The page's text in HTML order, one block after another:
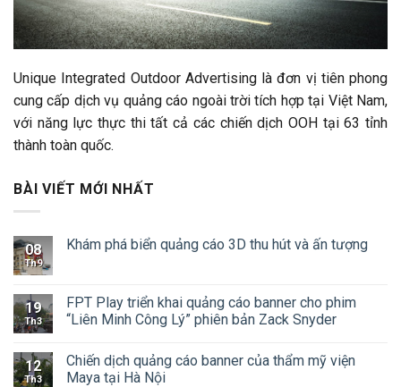
Unique Integrated Outdoor Advertising là đơn vị tiên phong
cung cấp dịch vụ quảng cáo ngoài trời tích hợp tại Việt Nam,
với năng lực thực thi tất cả các chiến dịch OOH tại 63 tỉnh
thành toàn quốc.
BÀI VIẾT MỚI NHẤT
08
Th9
Khám phá biển quảng cáo 3D thu hút và ấn tượng
19
Th3
FPT Play triển khai quảng cáo banner cho phim
“Liên Minh Công Lý” phiên bản Zack Snyder
12
Th3
Chiến dịch quảng cáo banner của thẩm mỹ viện
Maya tại Hà Nội